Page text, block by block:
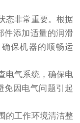
非常重要。根据
件添加适量的润滑
保机器的顺畅运
气系统，确保电
免因电气问题引起
工作环境清洁整